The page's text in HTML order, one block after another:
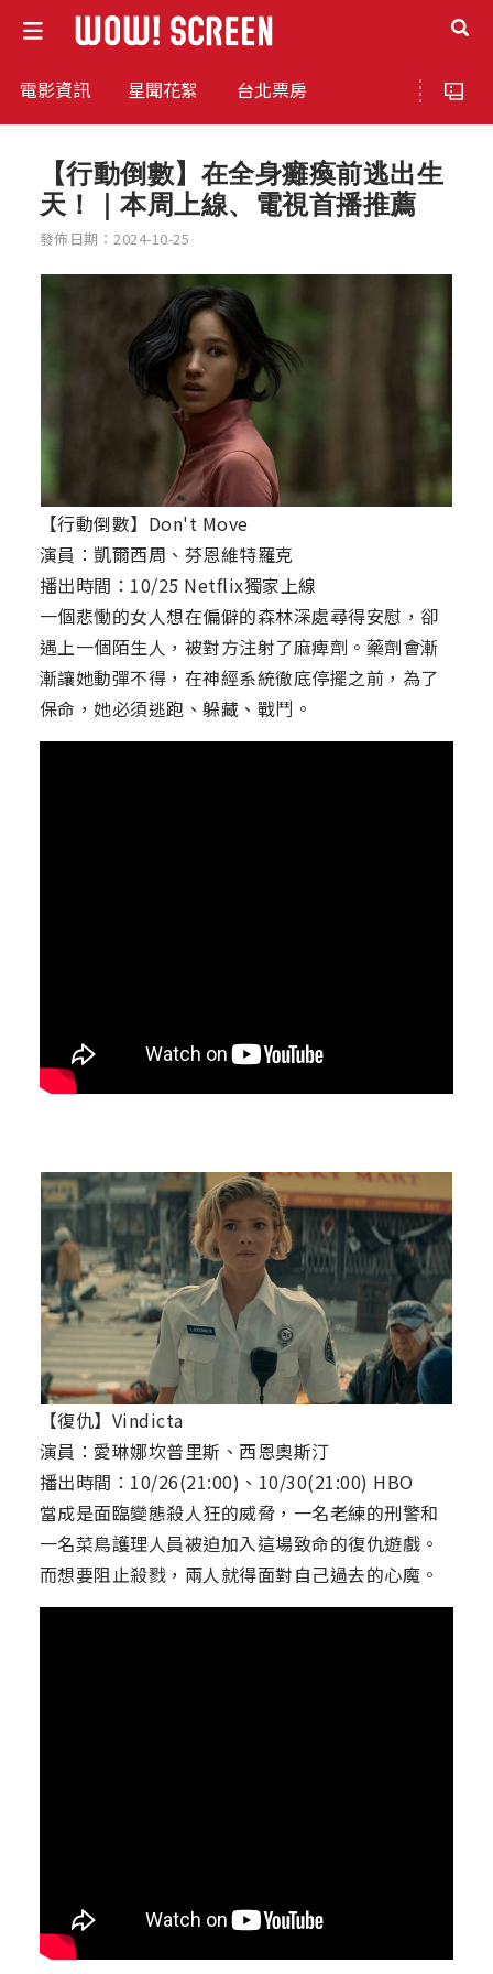
電影資訊 星聞花絮 台北票房
【行動倒數】在全身癱瘓前逃出生
天！｜本周上線、電視首播推薦
發佈日期：2024-10-25
【行動倒數】Don't Move
演員：凱爾西周、芬恩維特羅克
播出時間：10/25 Netflix獨家上線
一個悲慟的女人想在偏僻的森林深處尋得安慰，卻
遇上一個陌生人，被對方注射了麻痺劑。藥劑會漸
漸讓她動彈不得，在神經系統徹底停擺之前，為了
保命，她必須逃跑、躲藏、戰鬥。
【復仇】Vindicta
演員：愛琳娜坎普里斯、西恩奧斯汀
播出時間：10/26(21:00)、10/30(21:00) HBO
當成是面臨變態殺人狂的威脅，一名老練的刑警和
一名菜鳥護理人員被迫加入這場致命的復仇遊戲。
而想要阻止殺戮，兩人就得面對自己過去的心魔。